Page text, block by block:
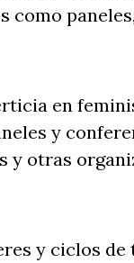
como
en
y
y otras
y ciclos